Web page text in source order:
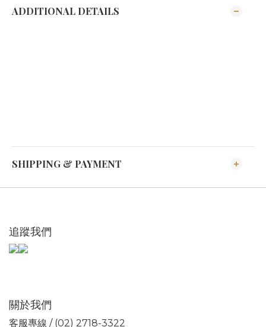
ADDITIONAL DETAILS
SHIPPING & PAYMENT
追蹤我們
關於我們
客服專線 / (02) 2718-3322